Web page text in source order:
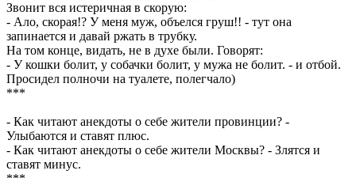
Звонит вся истеричная в скорую:
- Ало, скорая!? У меня муж, объелся груш!! - тут она
запинается и давай ржать в трубку.
На том конце, видать, не в духе были. Говорят:
- У кошки болит, у собачки болит, у мужа не болит. - и отбой.
Просидел полночи на туалете, полегчало)
***
- Как читают анекдоты о себе жители провинции? -
Улыбаются и ставят плюс.
- Как читают анекдоты о себе жители Москвы? - Злятся и
ставят минус.